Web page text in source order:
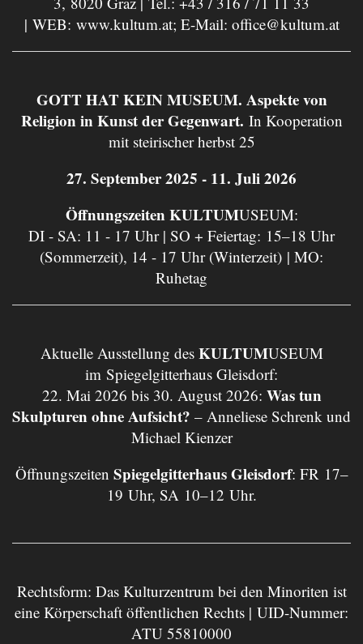
| WEB: www.kultum.at; E-Mail: office@kultum.at
GOTT HAT KEIN MUSEUM. Aspekte von
Religion in Kunst der Gegenwart. In Kooperation
mit steirischer herbst 25
27. September 2025 - 11. Juli 2026
Öffnungszeiten KULTUMUSEUM:
DI - SA: 11 - 17 Uhr | SO + Feiertag: 15–18 Uhr
(Sommerzeit), 14 - 17 Uhr (Winterzeit) | MO:
Ruhetag
Aktuelle Ausstellung des KULTUMUSEUM
im Spiegelgitterhaus Gleisdorf:
22. Mai 2026 bis 30. August 2026: Was tun
Skulpturen ohne Aufsicht? – Anneliese Schrenk und
Michael Kienzer
Öffnungszeiten Spiegelgitterhaus Gleisdorf: FR 17–
19 Uhr, SA 10–12 Uhr.
Rechtsform: Das Kulturzentrum bei den Minoriten ist
eine Körperschaft öffentlichen Rechts | UID-Nummer:
ATU 55810000